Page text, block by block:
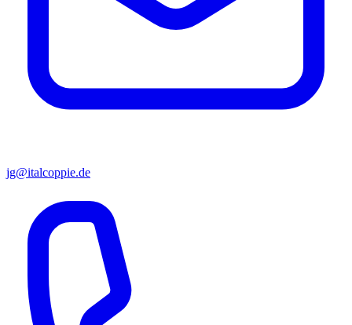
jg@italcoppie.de